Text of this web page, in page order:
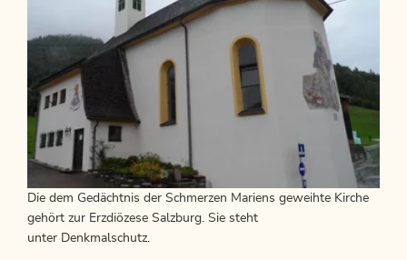
Die dem Gedächtnis der Schmerzen Mariens geweihte Kirche
gehört zur Erzdiözese Salzburg. Sie steht
unter Denkmalschutz.